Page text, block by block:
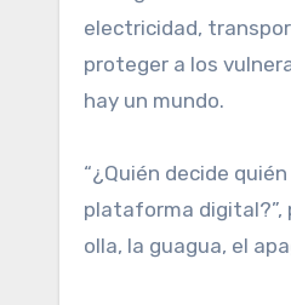
electricidad,
proteger a los
hay un mundo.
“¿Quién decide
plataforma digital?”,
olla, la guagua, el